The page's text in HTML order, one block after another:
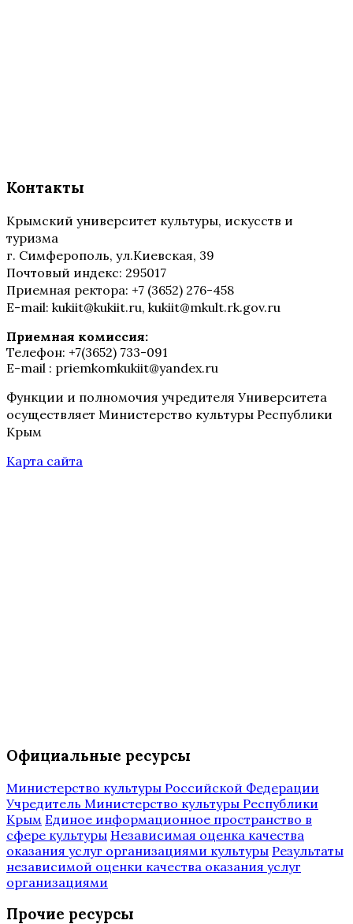
Контакты
Крымский университет культуры, искусств и
туризма
г. Симферополь, ул.Киевская, 39
Почтовый индекс: 295017
Приемная ректора: +7 (3652) 276-458
E-mail: kukiit@kukiit.ru, kukiit@mkult.rk.gov.ru
Приемная комиссия:
Телефон: +7(3652) 733-091
E-mail : priemkomkukiit@yandex.ru
Функции и полномочия учредителя Университета
осуществляет Министерство культуры Республики
Крым
Карта сайта
Официальные ресурсы
Министерство культуры Российской Федерации
Учредитель Министерство культуры Республики
Крым Единое информационное пространство в
сфере культуры Независимая оценка качества
оказания услуг организациями культуры Результаты
независимой оценки качества оказания услуг
организациями
Прочие ресурсы